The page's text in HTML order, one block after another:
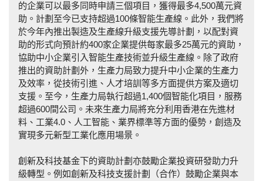
的企業可以最多同時申請三個項目，獲得最多4,500萬元資
助。計劃至今已支持超過100條智能生產線。此外，我們將
於今年內推出製造及生產線升級支援先導計劃，以配對資
助的形式向預計約400家企業提供每家最多25萬元的資助，
協助中小企業引入智能生產技術並升級生產線。除了政府
推出的資助計劃外，生產力局致力提升中小企業的生產力
及效率，從技術引進、人才培訓等多方面提供方案及適切
支援。至今，生產力局執行超過1,400個智能化項目，服務
超過600間公司。未來生產力局將充分利用香港在先進材
料、工業4.0、人工智能、業界標準等方面的優勢，創造及
實現多元新型工業化應用場景。
創新及科技基金下的資助計劃亦鼓勵企業投資研發助力升
級轉型。例如創新及科技支援計劃（合作）鼓勵企業與本